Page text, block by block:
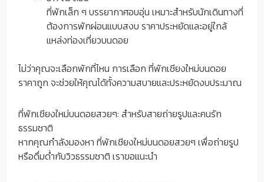
ที่พักเล็ก ๆ บรรยากาศอบอุ่น เหมาะสำหรับนักเดินทางที่
ต้องการพักผ่อนแบบสงบ ราคาประหยัดและอยู่ใกล้
แหล่งท่องเที่ยวบนดอย
ไม่ว่าคุณจะเลือกพักที่ไหน การเลือก ที่พักเชียงใหม่บนดอย
ราคาถูก จะช่วยให้คุณได้ทั้งความสบายและประหยัดงบประมาณ
ที่พักเชียงใหม่บนดอยสวยๆ: สำหรับสายถ่ายรูปและคนรัก
ธรรมชาติ
หากคุณกำลังมองหา ที่พักเชียงใหม่บนดอยสวยๆ เพื่อถ่ายรูป
หรือดื่มด่ำกับวิวธรรมชาติ เราขอแนะนำ